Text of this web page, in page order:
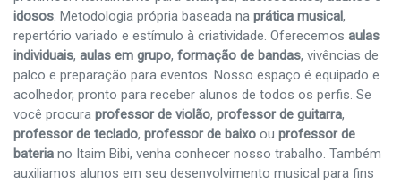
idosos. Metodologia própria baseada na prática musical,
repertório variado e estímulo à criatividade. Oferecemos aulas
individuais, aulas em grupo, formação de bandas, vivências de
palco e preparação para eventos. Nosso espaço é equipado e
acolhedor, pronto para receber alunos de todos os perfis. Se
você procura professor de violão, professor de guitarra,
professor de teclado, professor de baixo ou professor de
bateria no Itaim Bibi, venha conhecer nosso trabalho. Também
auxiliamos alunos em seu desenvolvimento musical para fins